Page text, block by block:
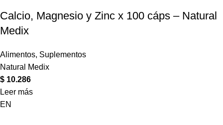
Calcio, Magnesio y Zinc x 100 cáps – Natural
Medix
Alimentos, Suplementos
Natural Medix
$ 10.286
Leer más
EN